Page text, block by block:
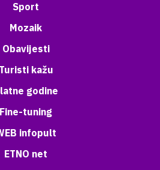
Sport
Mozaik
Obavijesti
Turisti kažu
godine
Fine-tuning
infopult
ETNO net